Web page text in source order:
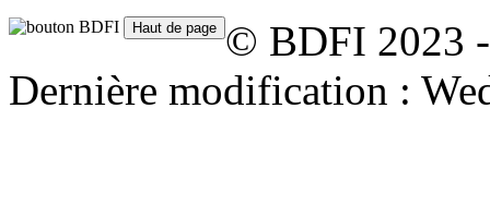
© BDFI 2023
Dernière modification :